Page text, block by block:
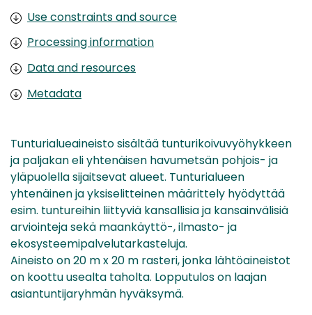
Use constraints and source
Processing information
Data and resources
Metadata
Tunturialueaineisto sisältää tunturikoivuvyöhykkeen
ja paljakan eli yhtenäisen havumetsän pohjois- ja
yläpuolella sijaitsevat alueet. Tunturialueen
yhtenäinen ja yksiselitteinen määrittely hyödyttää
esim. tuntureihin liittyviä kansallisia ja kansainvälisiä
arviointeja sekä maankäyttö-, ilmasto- ja
ekosysteemipalvelutarkasteluja.
Aineisto on 20 m x 20 m rasteri, jonka lähtöaineistot
on koottu usealta taholta. Lopputulos on laajan
asiantuntijaryhmän hyväksymä.